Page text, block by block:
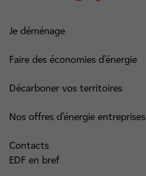
Je déménage
Faire des économies d’énergie
Décarboner vos territoires
Nos offres d’énergie entreprises
Contacts
EDF en bref